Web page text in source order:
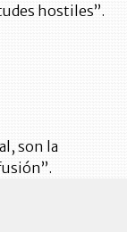
hostiles”.
son la